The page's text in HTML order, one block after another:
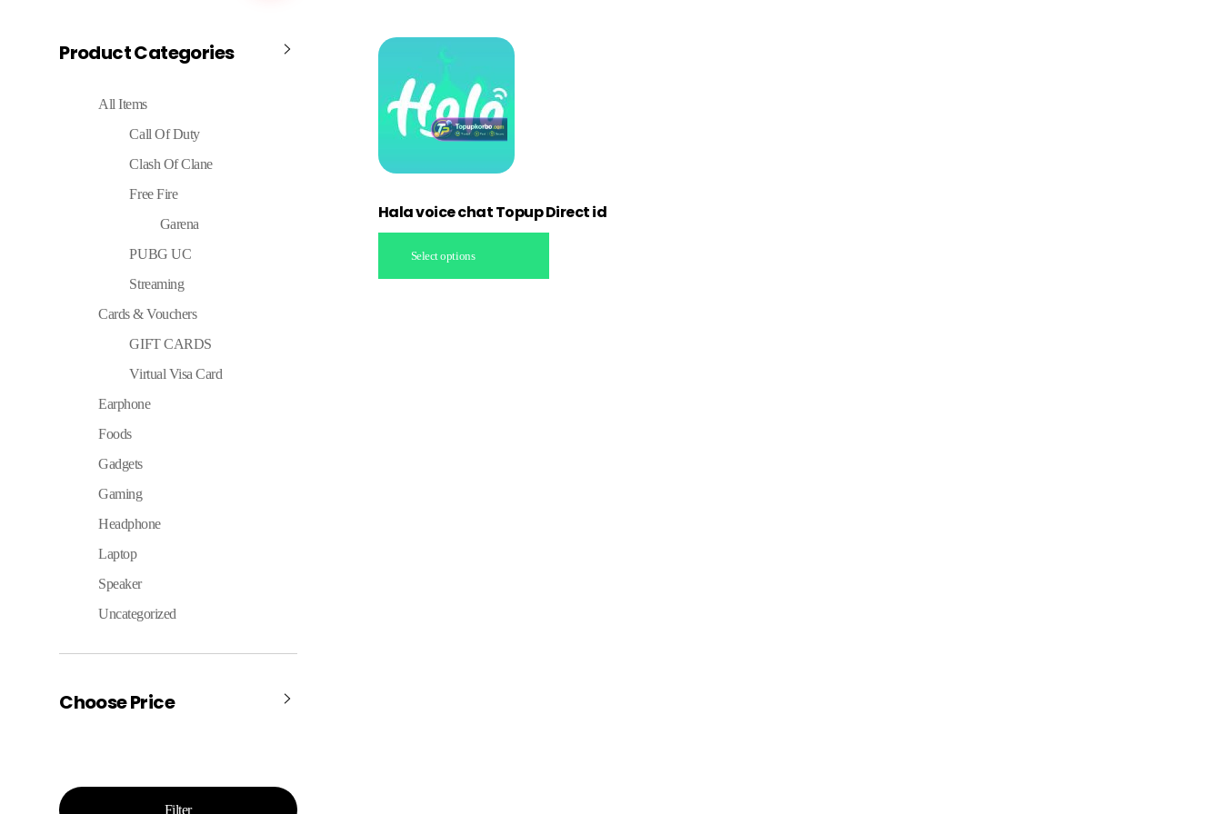
Hala voice chat Topup Direct id
Select options
Product Categories
All Items
Call Of Duty
Clash Of Clane
Free Fire
Garena
PUBG UC
Streaming
Cards & Vouchers
GIFT CARDS
Virtual Visa Card
Earphone
Foods
Gadgets
Gaming
Headphone
Laptop
Speaker
Uncategorized
Choose Price
Filter